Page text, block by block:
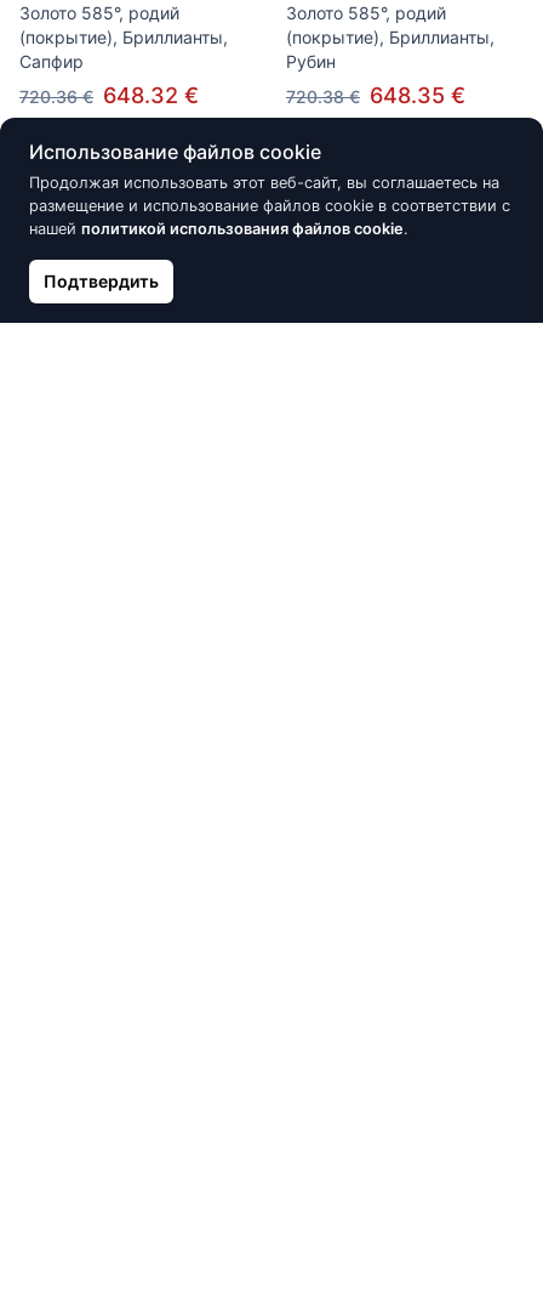
Золото 585°, родий
(покрытие), Бриллианты,
Сапфир
720.36 € 648.32 €
Золото 585°, родий
(покрытие), Бриллианты,
Рубин
720.38 € 648.35 €
Скидка -15% Скидка -10%
Использование файлов cookie
Продолжая использовать этот веб-сайт, вы соглашаетесь на
размещение и использование файлов cookie в соответствии с
нашей политикой использования файлов cookie.
Подтвердить